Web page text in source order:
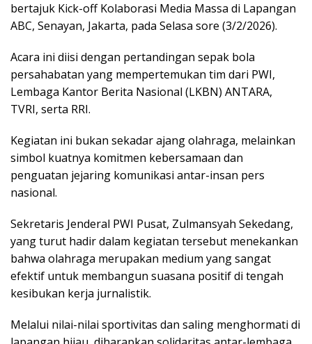
bertajuk Kick-off Kolaborasi Media Massa di Lapangan
ABC, Senayan, Jakarta, pada Selasa sore (3/2/2026).
Acara ini diisi dengan pertandingan sepak bola
persahabatan yang mempertemukan tim dari PWI,
Lembaga Kantor Berita Nasional (LKBN) ANTARA,
TVRI, serta RRI.
Kegiatan ini bukan sekadar ajang olahraga, melainkan
simbol kuatnya komitmen kebersamaan dan
penguatan jejaring komunikasi antar-insan pers
nasional.
Sekretaris Jenderal PWI Pusat, Zulmansyah Sekedang,
yang turut hadir dalam kegiatan tersebut menekankan
bahwa olahraga merupakan medium yang sangat
efektif untuk membangun suasana positif di tengah
kesibukan kerja jurnalistik.
Melalui nilai-nilai sportivitas dan saling menghormati di